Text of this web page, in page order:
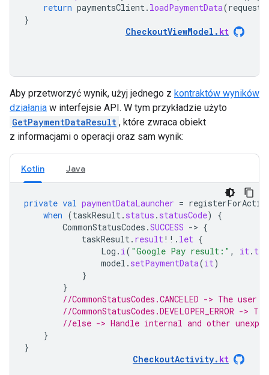
return paymentsClient. loadPaymentData(request
}
CheckoutViewModel . kt
Aby przetworzyć wynik, użyj jednego z kontraktów wyników
działania w interfejsie API. W tym przykładzie użyto
GetPaymentDataResult , które zwraca obiekt
z informacjami o operacji oraz sam wynik:
Kotlin Java
private val paymentDataLauncher =
when (taskResult. status . statusCode)
{
CommonStatusCodes .SUCCESS -> {
taskResult. result!! . let {
Log . i( "Google Pay result:" , it.
model . setPaymentData(it)
}
}
//CommonStatusCodes.CANCELED -> The user
//
//else -> Handle internal and other
}
}
CheckoutActivity. kt